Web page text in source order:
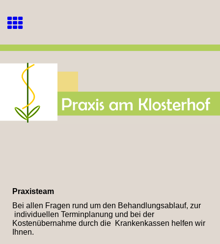
Praxisteam
Bei allen Fragen rund um den Behandlungsablauf, zur
individuellen Terminplanung und bei der
Kostenübernahme durch die Krankenkassen helfen wir
Ihnen.